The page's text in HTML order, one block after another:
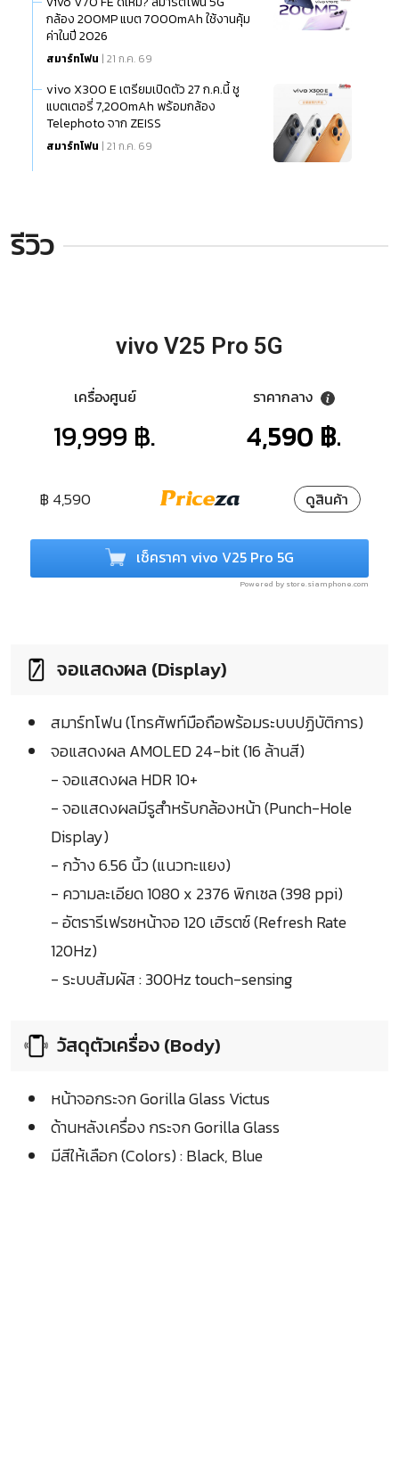
กล้อง 200MP แบต 7000mAh ใช้งานคุ้ม
ค่าในปี 2026
สมาร์ทโฟน | 21 ก.ค. 69
vivo X300 E เตรียมเปิดตัว 27 ก.ค.นี้ ชู
แบตเตอรี่ 7,200mAh พร้อมกล้อง
Telephoto จาก ZEISS
สมาร์ทโฟน | 21 ก.ค. 69
รีวิว
vivo V25 Pro 5G
เครื่องศูนย์
19,999 ฿.
ราคากลาง
4,590 ฿.
฿ 4,590 ดูสินค้า
เช็คราคา vivo V25 Pro 5G
Powered by store.siamphone.com
จอแสดงผล (Display)
สมาร์ทโฟน (โทรศัพท์มือถือพร้อมระบบปฏิบัติการ)
จอแสดงผล AMOLED 24-bit (16 ล้านสี)
- จอแสดงผล HDR 10+
- จอแสดงผลมีรูสำหรับกล้องหน้า (Punch-Hole
Display)
- กว้าง 6.56 นิ้ว (แนวทะแยง)
- ความละเอียด 1080 x 2376 พิกเซล (398 ppi)
- อัตรารีเฟรชหน้าจอ 120 เฮิรตซ์ (Refresh Rate
120Hz)
- ระบบสัมผัส : 300Hz touch-sensing
วัสดุตัวเครื่อง (Body)
หน้าจอกระจก Gorilla Glass Victus
ด้านหลังเครื่อง กระจก Gorilla Glass
มีสีให้เลือก (Colors) : Black, Blue